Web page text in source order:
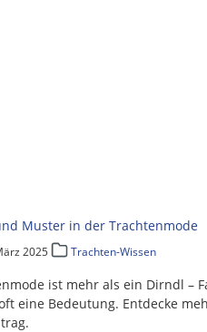
Muster in der Trachtenmode
2025 Trachten-Wissen
ist mehr als ein Dirndl –
eine Bedeutung. Entdecke